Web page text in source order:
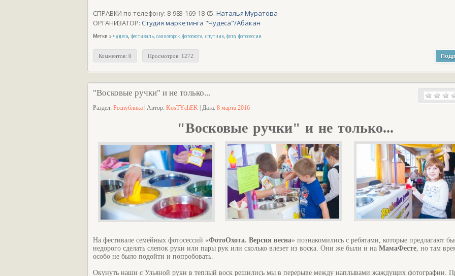
СПРАВКИ по телефону: 8-983-169-18-05.Наталья Муратова
ОРГАНИЗАТОР: Студия маркетинга "Чудеса"/Абакан
Метки » чудеса, фестиваль, саяногорск, фотоохота, спутник, фото, фотосессии
Комментов: 0 Просмотров: 1272
"Восковые ручки" и не только...
Раздел: Республика | Автор: KosTYchEK | Дата: 8 марта 2016
"Восковые ручки" и не только...
На фестивале семейных фотосессий «ФотоОхота. Версия весна» познакомились с ребятами, которые предлагают
недорого сделать слепок руки или пары рук или сколько влезет из воска. Они же были и на МамаФесте, но там
особо не было подойти и попробовать.
Окунуть наши с Ульяной руки в теплый воск решились мы в перерыве между наплывами жаждущих фотографии.